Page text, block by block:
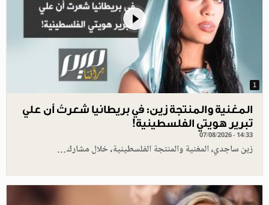
1
المغنية والمنتجة زين: في بريطانيا شعرتُ أن علي
تبرير هويتي الفلسطينية!
07/08/2026 - 14:33
زين ساجدي، المغنية والمنتجة الفلسطينية، خلال مشارك…